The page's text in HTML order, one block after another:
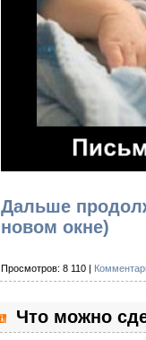
Дальше
новом окне)
Просмотров: 8 110 |
Что можно